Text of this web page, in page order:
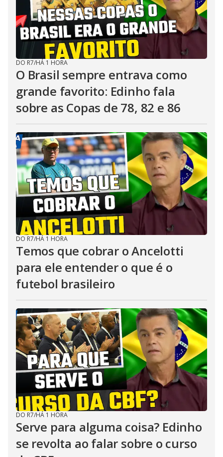
DO R7/HÁ 1 HORA
O Brasil sempre entrava como
grande favorito: Edinho fala
sobre as Copas de 78, 82 e 86
DO R7/HÁ 1 HORA
Temos que cobrar o Ancelotti
para ele entender o que é o
futebol brasileiro
DO R7/HÁ 1 HORA
Serve para alguma coisa? Edinho
se revolta ao falar sobre o curso